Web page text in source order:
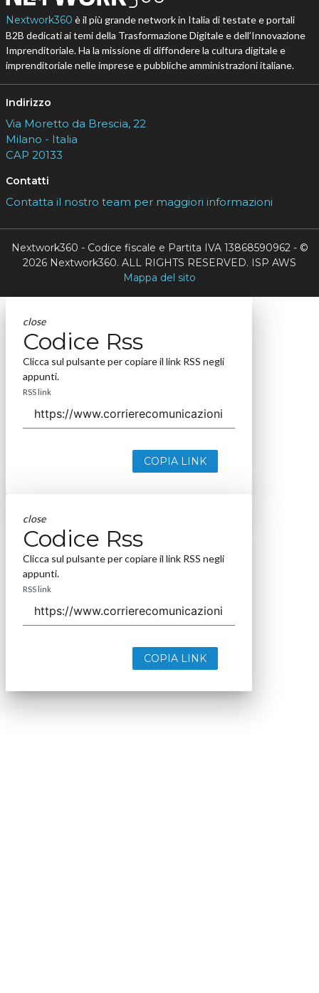
Nextwork360 è il più grande network in Italia di testate e portali
B2B dedicati ai temi della Trasformazione Digitale e dell’Innovazione
Imprenditoriale. Ha la missione di diffondere la cultura digitale e
imprenditoriale nelle imprese e pubbliche amministrazioni italiane.
Indirizzo
Via Moretto da Brescia, 22
Milano - Italia
CAP 20133
Contatti
Contatta il nostro team per maggiori informazioni
Nextwork360 - Codice fiscale e Partita IVA 13868590962 - ©
2026 Nextwork360. ALL RIGHTS RESERVED. ISP AWS
Mappa del sito
close
Codice Rss
Clicca sul pulsante per copiare il link RSS negli
appunti.
RSS link
COPIA LINK
close
Codice Rss
Clicca sul pulsante per copiare il link RSS negli
appunti.
RSS link
COPIA LINK